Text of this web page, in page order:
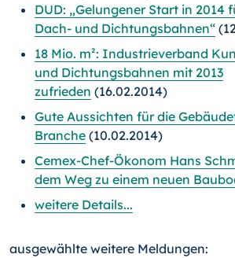
DUD: „Gelungener Start in
Dach- und Dichtungsbahnen“
18 Mio. m²: Industrieverband
und Dichtungsbahnen mit 2013
zufrieden (16.02.2014)
Gute Aussichten für die
Branche (10.02.2014)
Cemex-Chef-Ökonom Hans
dem Weg zu einem neuen
weitere Details...
ausgewählte weitere Meldungen: